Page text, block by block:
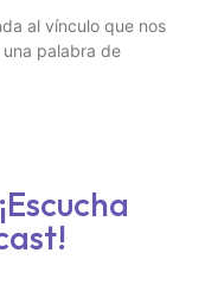
al vínculo que nos
palabra de